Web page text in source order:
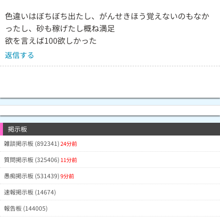
色違いはぼちぼち出たし、がんせきほう覚えないのもなか
ったし、砂も稼げたし概ね満足
欲を言えば100欲しかった
返信する
掲示板
雑談掲示板 (892341)24分前
質問掲示板 (325406) 11分前
愚痴掲示板 (531439)9分前
速報掲示板 (14674)
報告板 (144005)